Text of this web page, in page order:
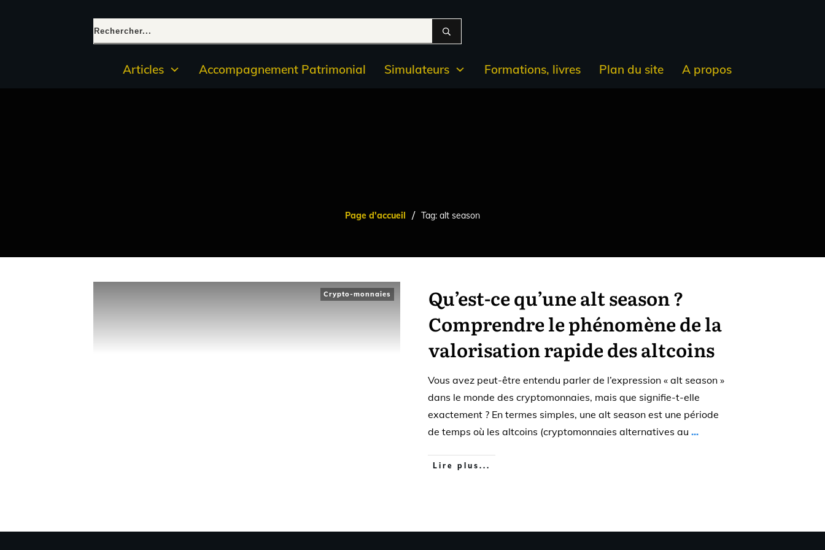
Articles Accompagnement Patrimonial Simulateurs Formations, livres Plan du site A propos
Page d'accueil / Tag: alt season
Crypto-monnaies
Qu’est-ce qu’une alt season ?
Comprendre le phénomène de la
valorisation rapide des altcoins
Vous avez peut-être entendu parler de l’expression « alt season »
dans le monde des cryptomonnaies, mais que signifie-t-elle
exactement ? En termes simples, une alt season est une période
de temps où les altcoins (cryptomonnaies alternatives au ...
Lire plus...